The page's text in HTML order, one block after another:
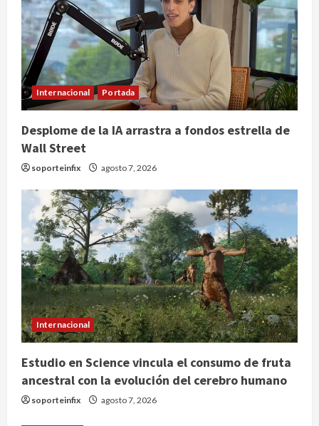
Internacional Portada
Desplome de la IA arrastra a fondos estrella de
Wall Street
soporteinfix agosto 7, 2026
Internacional
Estudio en Science vincula el consumo de fruta
ancestral con la evolución del cerebro humano
soporteinfix agosto 7, 2026
2
Nacional
Lotería Nacional emite billete por
centenario de la Asociación de
Scouts en México
agosto 7, 2026
3
Internacional Portada
Desplome de la IA arrastra a fondos
estrella de Wall Street
Estudio en Science vincula el